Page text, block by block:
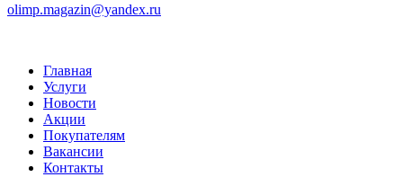
olimp.magazin@yandex.ru
Главная
Услуги
Новости
Акции
Покупателям
Вакансии
Контакты